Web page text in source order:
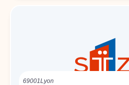
69001Lyon